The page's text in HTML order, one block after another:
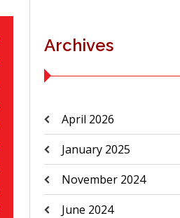
Archives
April 2026
January 2025
November 2024
June 2024